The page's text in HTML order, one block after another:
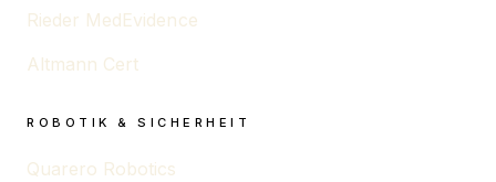
Rieder MedEvidence
Altmann Cert
ROBOTIK & SICHERHEIT
Quarero Robotics